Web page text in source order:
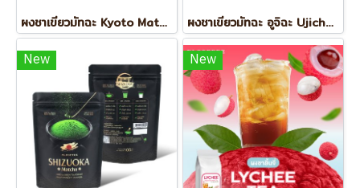
ผงชาเขียวมัทฉะ Kyoto Matcha 100g. ผงชาเขียวมัทฉะ อูจิฉะ Ujicha 100g
New New